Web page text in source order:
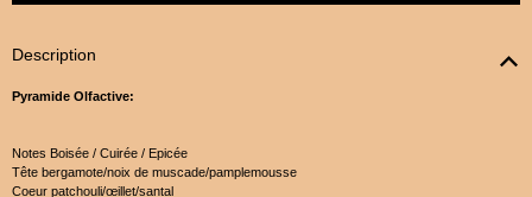
Description
Pyramide Olfactive:
Notes Boisée / Cuirée / Epicée
Tête bergamote/noix de muscade/pamplemousse
Coeur patchouli/œillet/santal